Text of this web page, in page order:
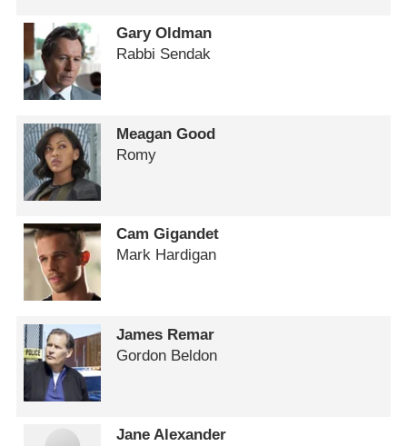
Gary Oldman
Rabbi Sendak
Meagan Good
Romy
Cam Gigandet
Mark Hardigan
James Remar
Gordon Beldon
Jane Alexander